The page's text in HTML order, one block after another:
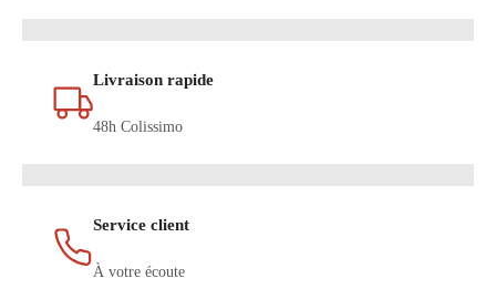
Livraison rapide
48h Colissimo
Service client
À votre écoute